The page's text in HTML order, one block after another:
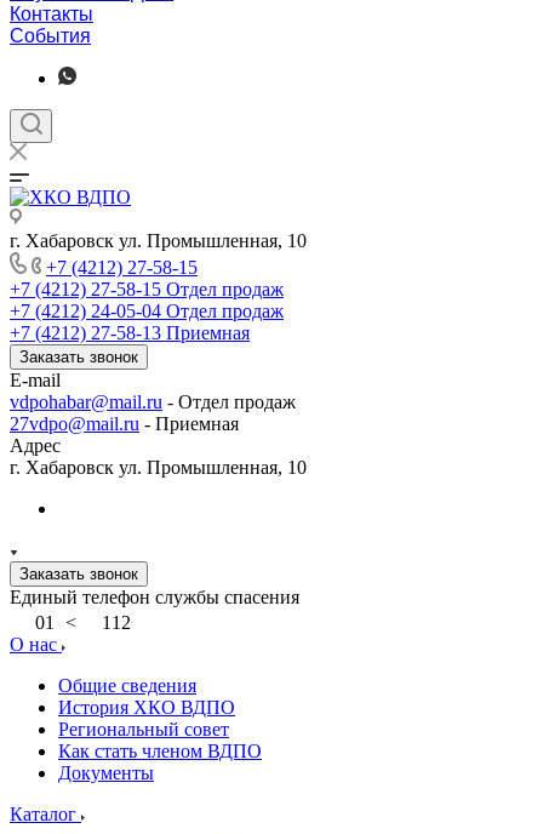
Контакты
События
г. Хабаровск ул. Промышленная, 10
+7 (4212) 27-58-15
+7 (4212) 27-58-15 Отдел продаж
+7 (4212) 24-05-04 Отдел продаж
+7 (4212) 27-58-13 Приемная
Заказать звонок
E-mail
vdpohabar@mail.ru - Отдел продаж
27vdpo@mail.ru - Приемная
Адрес
г. Хабаровск ул. Промышленная, 10
Заказать звонок
Единый телефон службы спасения
01
<
112
О нас
Общие сведения
История ХКО ВДПО
Региональный совет
Как стать членом ВДПО
Документы
Каталог